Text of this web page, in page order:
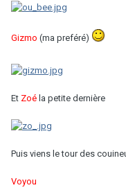
Gizmo (ma preféré)
Et Zoé la petite dernière
Puis viens le tour des
Voyou